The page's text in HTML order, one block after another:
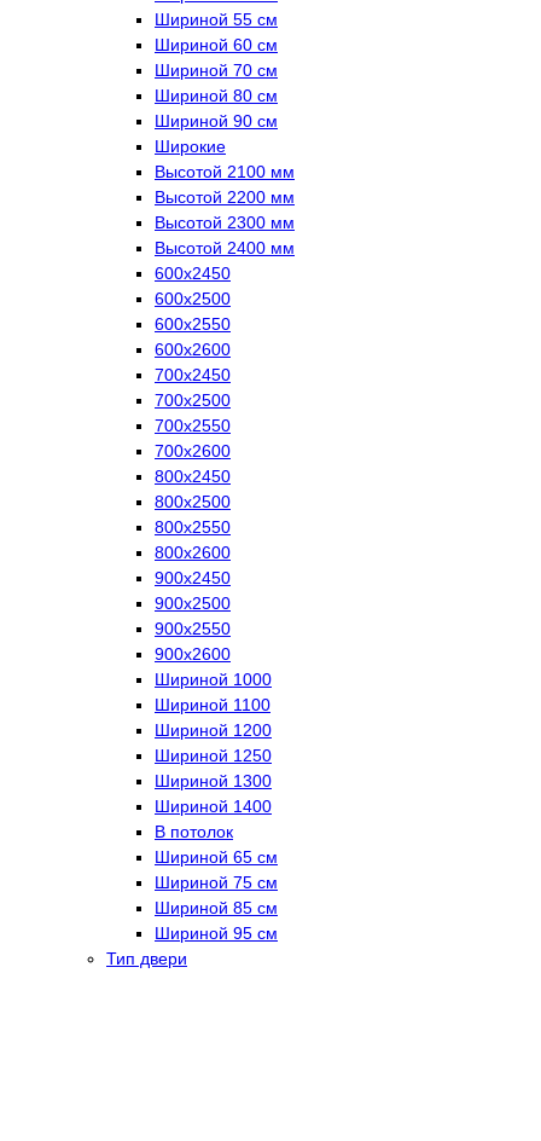
Шириной 55 см
Шириной 60 см
Шириной 70 см
Шириной 80 см
Шириной 90 см
Широкие
Высотой 2100 мм
Высотой 2200 мм
Высотой 2300 мм
Высотой 2400 мм
600х2450
600х2500
600х2550
600х2600
700х2450
700х2500
700х2550
700х2600
800х2450
800х2500
800х2550
800х2600
900х2450
900х2500
900х2550
900х2600
Шириной 1000
Шириной 1100
Шириной 1200
Шириной 1250
Шириной 1300
Шириной 1400
В потолок
Шириной 65 см
Шириной 75 см
Шириной 85 см
Шириной 95 см
Тип двери